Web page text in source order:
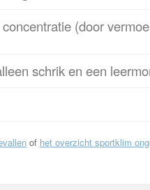
(door
schrik en een
of het overzicht sportklim